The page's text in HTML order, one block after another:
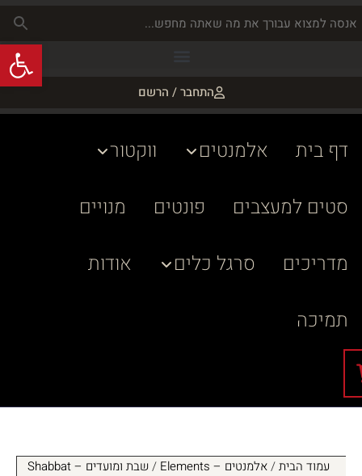
התחבר / הרשם
דף בית אלמנטים
ווקטור
סטים למעצבים
פונטים
מנויים
מדריכים
סרגל כלים
אודות
תמיכה
עמוד הבית/אלמנטים – Elements /
שבת ומועדים – Shabbat